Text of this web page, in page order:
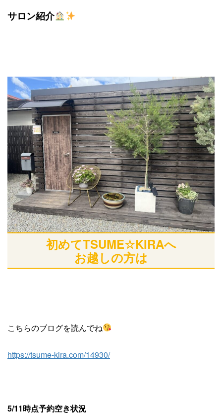
サロン紹介
初めてTSUME☆KIRAへ
お越しの方は
こちらのブログを読んでね
https://tsume-kira.com/14930/
5/11時点予約空き状況